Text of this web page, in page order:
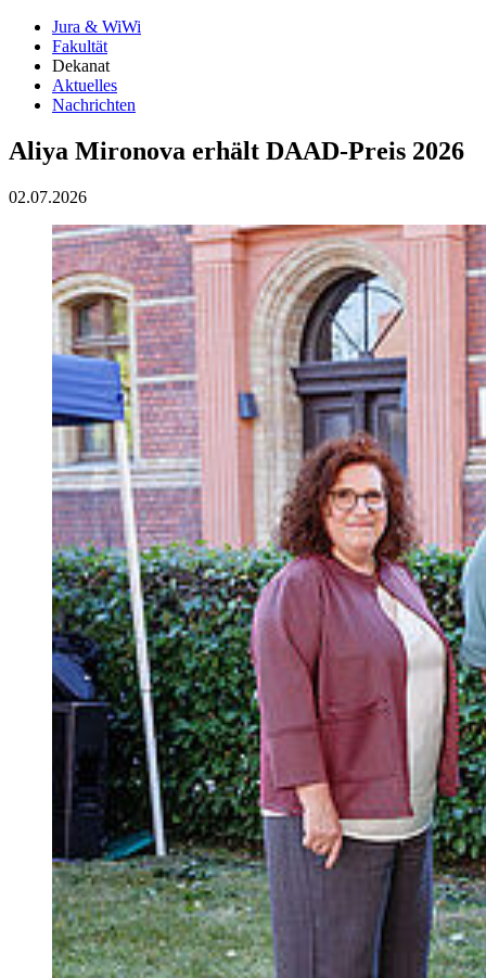
Jura & WiWi
Fakultät
Dekanat
Aktuelles
Nachrichten
Aliya Mironova erhält DAAD-Preis 2026
02.07.2026